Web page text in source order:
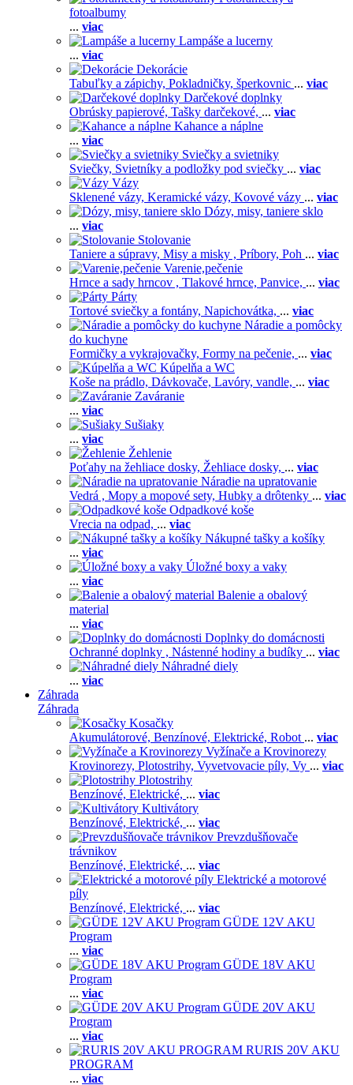
fotoalbumy
... viac
Lampáše a lucerny
... viac
Dekorácie
Tabuľky a zápichy, Pokladničky, šperkovnic ... viac
Darčekové doplnky
Obrúsky papierové, Tašky darčekové, ... viac
Kahance a náplne
... viac
Sviečky a svietniky
Sviečky, Svietníky a podložky pod sviečky ... viac
Vázy
Sklenené vázy, Keramické vázy, Kovové vázy ... viac
Dózy, misy, taniere sklo
... viac
Stolovanie
Taniere a súpravy, Misy a misky , Príbory, Poh ... viac
Varenie,pečenie
Hrnce a sady hrncov , Tlakové hrnce, Panvice, ... viac
Párty
Tortové sviečky a fontány, Napichovátka, ... viac
Náradie a pomôcky
do kuchyne
Formičky a vykrajovačky, Formy na pečenie, ... viac
Kúpelňa a WC
Koše na prádlo, Dávkovače, Lavóry, vandle, ... viac
Zaváranie
... viac
Sušiaky
... viac
Žehlenie
Poťahy na žehliace dosky, Žehliace dosky, ... viac
Náradie na upratovanie
Vedrá , Mopy a mopové sety, Hubky a drôtenky ... viac
Odpadkové koše
Vrecia na odpad, ... viac
Nákupné tašky a košíky
... viac
Úložné boxy a vaky
... viac
Balenie a obalový
material
... viac
Doplnky do domácnosti
Ochranné doplnky , Nástenné hodiny a budíky ... viac
Náhradné diely
... viac
Záhrada
Záhrada
Kosačky
Akumulátorové, Benzínové, Elektrické, Robot ... viac
Vyžínače a Krovinorezy
Krovinorezy, Plotostrihy, Vyvetvovacie píly, Vy ... viac
Plotostrihy
Benzínové, Elektrické, ... viac
Kultivátory
Benzínové, Elektrické, ... viac
Prevzdušňovače
trávnikov
Benzínové, Elektrické, ... viac
Elektrické a motorové
píly
Benzínové, Elektrické, ... viac
GÜDE 12V AKU
Program
... viac
GÜDE 18V AKU
Program
... viac
GÜDE 20V AKU
Program
... viac
RURIS 20V AKU
PROGRAM
... viac